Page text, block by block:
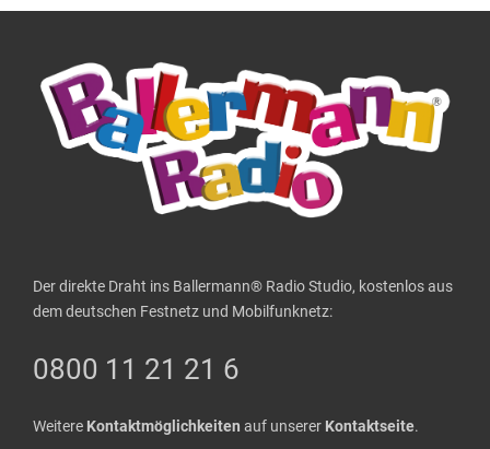
Der direkte Draht ins Ballermann® Radio Studio, kostenlos aus
dem deutschen Festnetz und Mobilfunknetz:
0800 11 21 21 6
Weitere Kontaktmöglichkeiten auf unserer Kontaktseite.